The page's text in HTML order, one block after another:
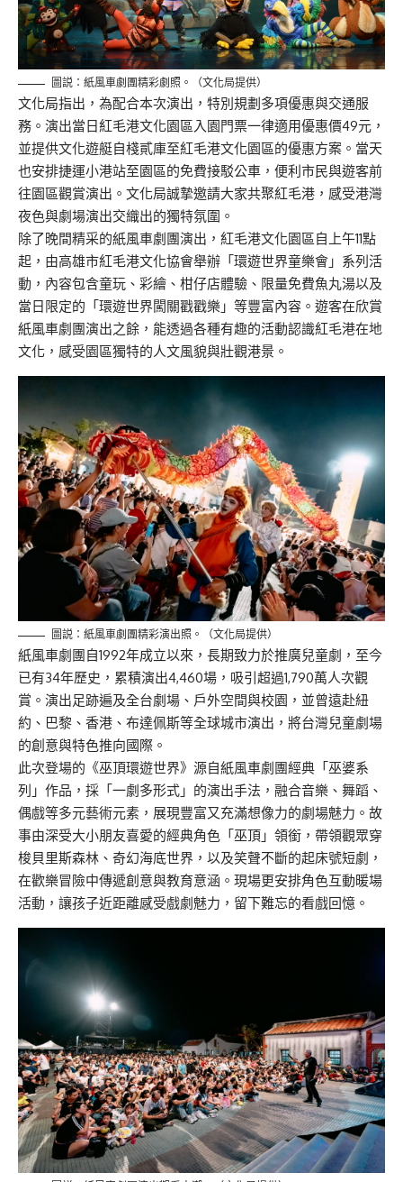
圖説：紙風車劇團精彩劇照。（文化局提供）
文化局指出，為配合本次演出，特別規劃多項優惠與交通服
務。演出當日紅毛港文化園區入園門票一律適用優惠價49元，
並提供文化遊艇自棧貳庫至紅毛港文化園區的優惠方案。當天
也安排捷運小港站至園區的免費接駁公車，便利市民與遊客前
往園區觀賞演出。文化局誠摯邀請大家共聚紅毛港，感受港灣
夜色與劇場演出交織出的獨特氛圍。
除了晚間精采的紙風車劇團演出，紅毛港文化園區自上午11點
起，由高雄市紅毛港文化協會舉辦「環遊世界童樂會」系列活
動，內容包含童玩、彩繪、柑仔店體驗、限量免費魚丸湯以及
當日限定的「環遊世界闖關戳戳樂」等豐富內容。遊客在欣賞
紙風車劇團演出之餘，能透過各種有趣的活動認識紅毛港在地
文化，感受園區獨特的人文風貌與壯觀港景。
圖説：紙風車劇團精彩演出照。（文化局提供）
紙風車劇團自1992年成立以來，長期致力於推廣兒童劇，至今
已有34年歷史，累積演出4,460場，吸引超過1,790萬人次觀
賞。演出足跡遍及全台劇場、戶外空間與校園，並曾遠赴紐
約、巴黎、香港、布達佩斯等全球城市演出，將台灣兒童劇場
的創意與特色推向國際。
此次登場的《巫頂環遊世界》源自紙風車劇團經典「巫婆系
列」作品，採「一劇多形式」的演出手法，融合音樂、舞蹈、
偶戲等多元藝術元素，展現豐富又充滿想像力的劇場魅力。故
事由深受大小朋友喜愛的經典角色「巫頂」領銜，帶領觀眾穿
梭貝里斯森林、奇幻海底世界，以及笑聲不斷的起床號短劇，
在歡樂冒險中傳遞創意與教育意涵。現場更安排角色互動暖場
活動，讓孩子近距離感受戲劇魅力，留下難忘的看戲回憶。